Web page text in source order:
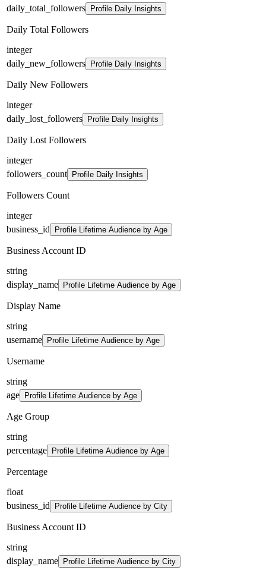
daily_total_followers
Profile Daily Insights
Daily Total Followers
integer
daily_new_followers
Profile Daily Insights
Daily New Followers
integer
daily_lost_followers
Profile Daily Insights
Daily Lost Followers
integer
followers_count
Profile Daily Insights
Followers Count
integer
business_id
Profile Lifetime Audience by Age
Business Account ID
string
display_name
Profile Lifetime Audience by Age
Display Name
string
username
Profile Lifetime Audience by Age
Username
string
age
Profile Lifetime Audience by Age
Age Group
string
percentage
Profile Lifetime Audience by Age
Percentage
float
business_id
Profile Lifetime Audience by City
Business Account ID
string
display_name
Profile Lifetime Audience by City